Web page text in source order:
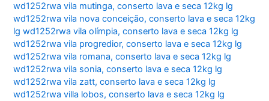
wd1252rwa vila mutinga,conserto lava e seca 12kg lg
wd1252rwa vila nova conceição,conserto lava e seca 12kg
lg wd1252rwa vila olímpia,conserto lava e seca 12kg lg
wd1252rwa vila progredior,conserto lava e seca 12kg lg
wd1252rwa vila romana,conserto lava e seca 12kg lg
wd1252rwa vila sonia,conserto lava e seca 12kg lg
wd1252rwa vila zatt,conserto lava e seca 12kg lg
wd1252rwa villa lobos,conserto lava e seca 12kg lg